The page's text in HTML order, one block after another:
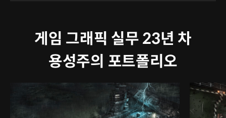
게임 그래픽 실무 23년 차
용성주의 포트폴리오